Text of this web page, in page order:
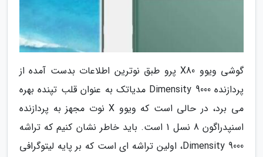
گوشی ویوو X80 پرو طبق نوترین اطلاعات بدست آمده از
پردازنده Dimensity 9000 مدیاتک به عنوان قلب تپنده بهره
می برد، در حالی است که ویوو X نوت مجهز به پردازنده
اسنپدراگون 8 نسل 1 است. باید خاطر نشان کنیم که تراشه
Dimensity 9000، اولین تراشه ای است که بر پایه لیتوگرافی